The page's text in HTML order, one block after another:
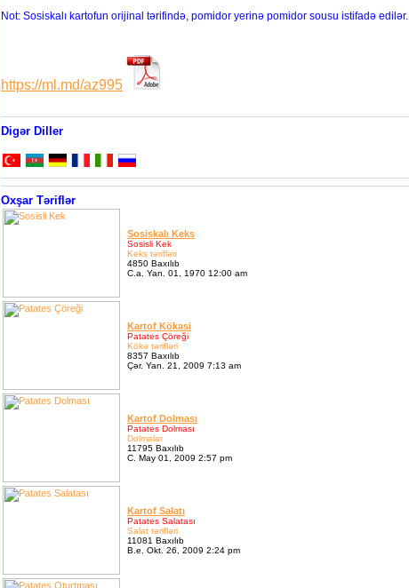
Not: Sosiskalı kartofun orijinal tərifində, pomidor yerinə pomidor sousu istifadə edilər.
https://ml.md/az995
Digər Diller
Oxşar Təriflər
Sosiskalı Keks
Sosisli Kek
Keks tərifləri
4850 Baxılıb
C.a. Yan. 01, 1970 12:00 am
Kartof Kökəsi
Patates Çöreği
Kökə tərifləri
8357 Baxılıb
Çər. Yan. 21, 2009 7:13 am
Kartof Dolması
Patates Dolması
Dolmalar
11795 Baxılıb
C. May 01, 2009 2:57 pm
Kartof Salatı
Patates Salatası
Salat tərifləri
11081 Baxılıb
B.e. Okt. 26, 2009 2:24 pm